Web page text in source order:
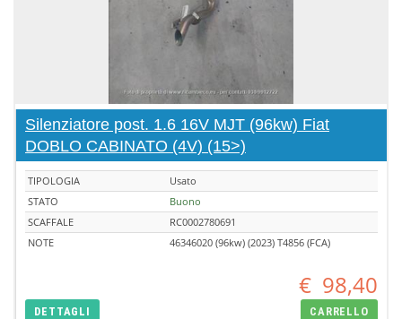
Silenziatore post. 1.6 16V MJT (96kw) Fiat
DOBLO CABINATO (4V) (15>)
TIPOLOGIA
Usato
STATO
Buono
SCAFFALE
RC0002780691
NOTE
46346020 (96kw) (2023) T4856 (FCA)
€ 98,40
DETTAGLI CARRELLO